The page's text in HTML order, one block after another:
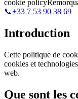
cookie policy
📞+33 7 53 90 38 69
Introduction
Cette politique de
cookies et
web.
Que sont les